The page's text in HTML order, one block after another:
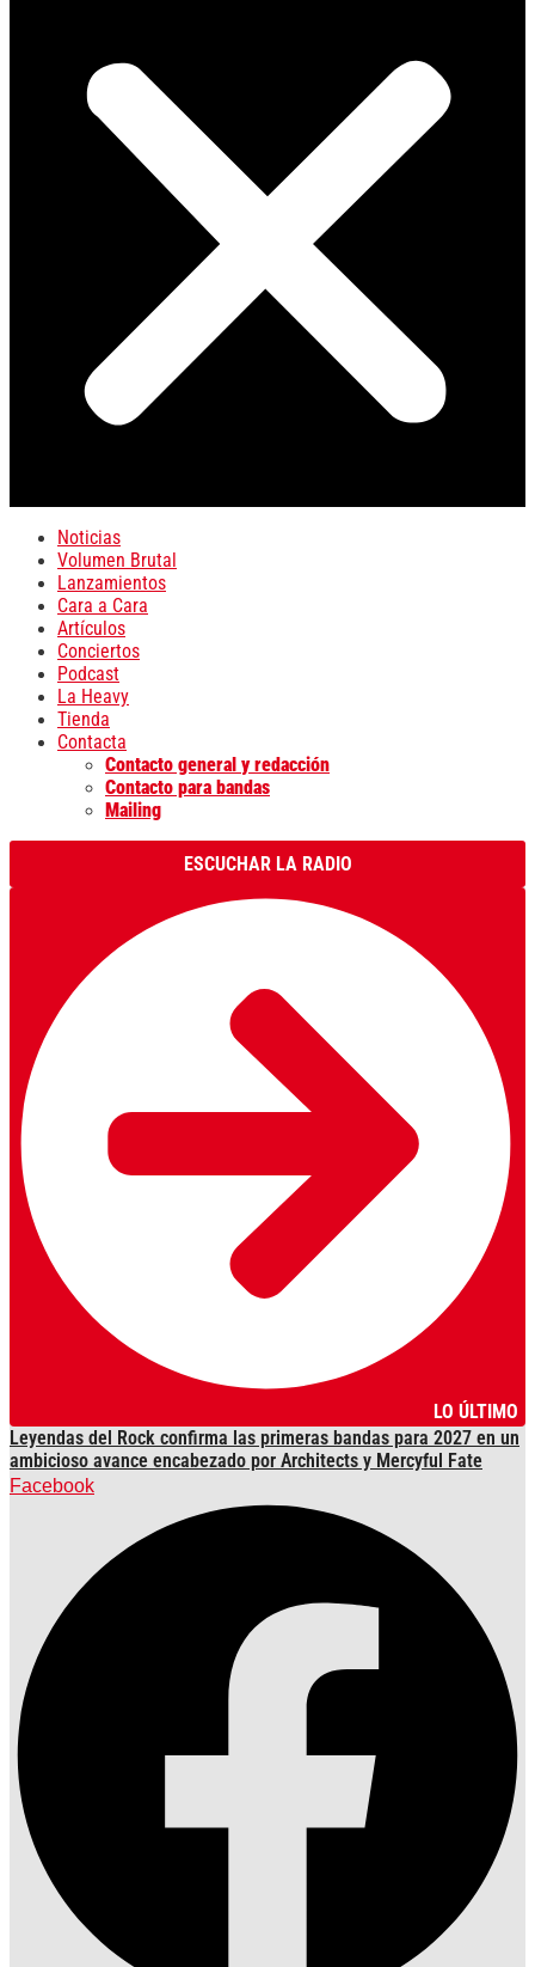
Noticias
Volumen Brutal
Lanzamientos
Cara a Cara
Artículos
Conciertos
Podcast
La Heavy
Tienda
Contacta
Contacto general y redacción
Contacto para bandas
Mailing
ESCUCHAR LA RADIO
LO ÚLTIMO
Leyendas del Rock confirma las primeras bandas para 2027 en un
ambicioso avance encabezado por Architects y Mercyful Fate
Facebook